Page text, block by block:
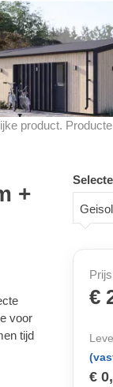
product.
+
voor
tijd
€
€